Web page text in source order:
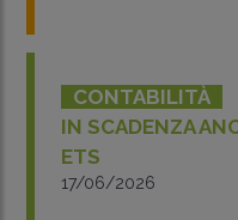
CONTABILITÀ
IN SCADENZA
ETS
17/06/2026